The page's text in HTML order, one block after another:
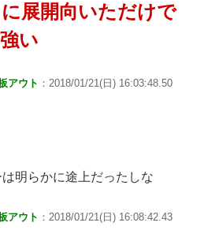
展開向いただけで
い
アウト ：2018/01/21(日) 16:03:48.50
明らかに途上だったしな
アウト ：2018/01/21(日) 16:08:42.43